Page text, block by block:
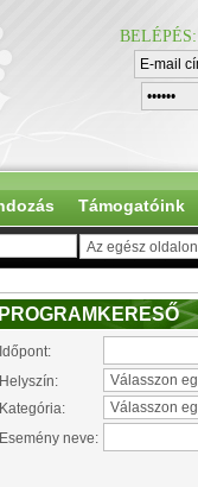
BELÉPÉS:
Támogatóink
PROGRAMKERESŐ
Időpont:
Helyszín:
Kategória:
Esemény neve: